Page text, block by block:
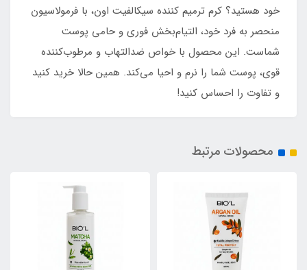
خود هستید؟ کرم ترمیم کننده سیکالفیت اون، با فرمولاسیون
منحصر به فرد خود، التیام‌بخش فوری و حامی پوست
شماست. این محصول با خواص ضد‌التهاب و مرطوب‌کننده
قوی، پوست شما را نرم و احیا می‌کند. همین حالا خرید کنید
و تفاوت را احساس کنید!
محصولات مرتبط